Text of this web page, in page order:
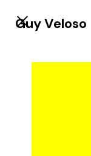
Guy Veloso